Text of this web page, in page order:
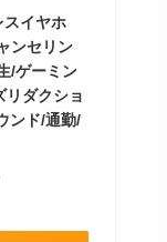
イヤホ
ンセリン
/ゲーミン
リダクショ
ンド/通勤/